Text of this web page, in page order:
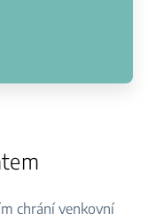
chrání venkovní